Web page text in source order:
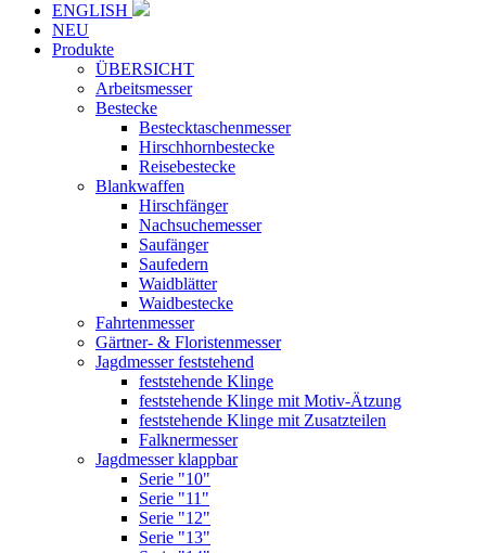
ENGLISH
NEU
Produkte
ÜBERSICHT
Arbeitsmesser
Bestecke
Bestecktaschenmesser
Hirschhornbestecke
Reisebestecke
Blankwaffen
Hirschfänger
Nachsuchemesser
Saufänger
Saufedern
Waidblätter
Waidbestecke
Fahrtenmesser
Gärtner- & Floristenmesser
Jagdmesser feststehend
feststehende Klinge
feststehende Klinge mit Motiv-Ätzung
feststehende Klinge mit Zusatzteilen
Falknermesser
Jagdmesser klappbar
Serie "10"
Serie "11"
Serie "12"
Serie "13"